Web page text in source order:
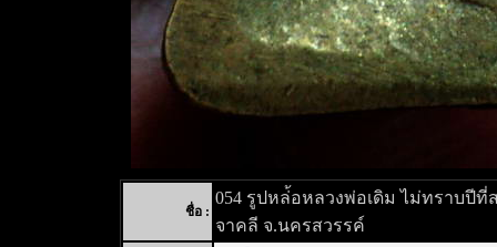
ชื่อ :
054 รูปหล่้อหลวงพ่อเดิม ไม่ทราบปีที่
จาคลี จ.นครสวรรค์